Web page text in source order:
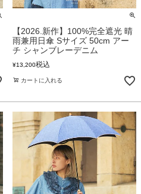
【2026.新作】100%完全遮光 晴
雨兼用日傘 Sサイズ 50cm アー
チ シャンブレーデニム
¥13,200税込
カートに入れる